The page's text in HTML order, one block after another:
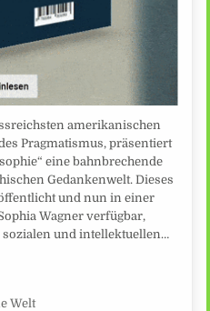
amerikanischen
Pragmatismus, präsentiert
eine bahnbrechende
Gedankenwelt. Dieses
und nun in einer
Wagner verfügbar,
und intellektuellen…
Welt